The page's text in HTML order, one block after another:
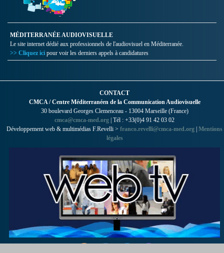
MÉDITERRANÉE AUDIOVISUELLE
Le site internet dédié aux professionnels de l'audiovisuel en Méditerranée.
>> Cliquez ici pour voir les derniers appels à candidatures
CONTACT
CMCA / Centre Méditerranéen de la Communication Audiovisuelle
30 boulevard Georges Clemenceau - 13004 Marseille (France)
cmca@cmca-med.org | Tél : +33(0)4 91 42 03 02
Développement web & multimédias F.Revelli > franco.revelli@cmca-med.org | Mentions
légales